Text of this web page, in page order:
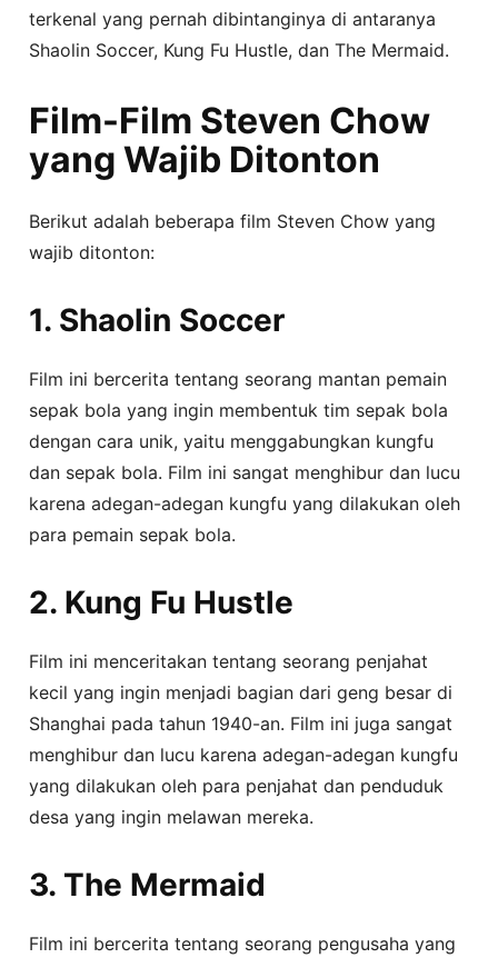
terkenal yang pernah dibintanginya di antaranya
Shaolin Soccer, Kung Fu Hustle, dan The Mermaid.
Film-Film Steven Chow
yang Wajib Ditonton
Berikut adalah beberapa film Steven Chow yang
wajib ditonton:
1. Shaolin Soccer
Film ini bercerita tentang seorang mantan pemain
sepak bola yang ingin membentuk tim sepak bola
dengan cara unik, yaitu menggabungkan kungfu
dan sepak bola. Film ini sangat menghibur dan lucu
karena adegan-adegan kungfu yang dilakukan oleh
para pemain sepak bola.
2. Kung Fu Hustle
Film ini menceritakan tentang seorang penjahat
kecil yang ingin menjadi bagian dari geng besar di
Shanghai pada tahun 1940-an. Film ini juga sangat
menghibur dan lucu karena adegan-adegan kungfu
yang dilakukan oleh para penjahat dan penduduk
desa yang ingin melawan mereka.
3. The Mermaid
Film ini bercerita tentang seorang pengusaha yang